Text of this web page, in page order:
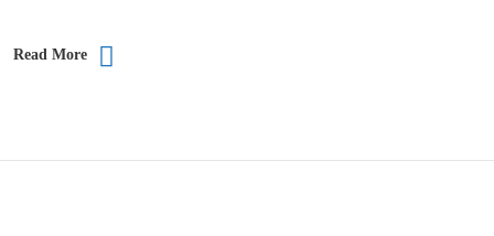
Read More